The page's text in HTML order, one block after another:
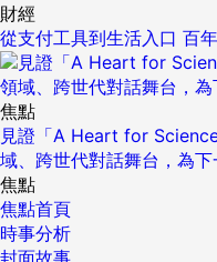
財經
從支付工具到生活入口 百
焦點
見證「A Heart for
域、跨世代對話舞台，為
焦點
焦點首頁
時事分析
封面故事